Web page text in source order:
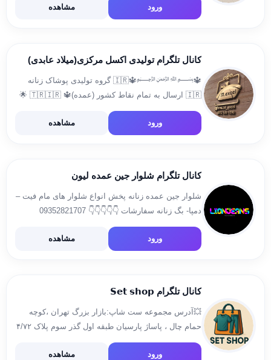
ورود مشاهده
کانال تلگرام تولیدی اکسل مرکزی(میلاد عابدی)
🔱﷽🔱🇮🇷 گروه تولیدی پوشاک زنانه
🇮🇷 ارسال به تمام نقاط کشور (عمده)🔱 ‎🇹🇷🇮🇷 🌟
تهران:خ فلسطین جنوبي چهارراه لبافي نژاد ،پاساژ
کاندید، زیرزمین پلاک ۱ 🌟 0912-439-1090 @miladexcel
ورود مشاهده
کانال تلگرام شلوار جین عمده لیون
شلوار جین عمده زنانه پخش انواع شلوار های مام فیت –
دمپا- بگ زنانه سفارشات 👇👇👇👇👇 09352821707
@Mahmod_ahmadii آدرس : بازار بزرگ تهران – سرای
پارسیان – پلاک ۹۹
ورود مشاهده
کانال تلگرام 𝗦𝗲𝘁 𝘀𝗵𝗼𝗽
💥آدرس مجموعه ست شاپ:بازار بزرگ تهران ،کوچه
حمام چال ، پاساژ پارسیان طبقه اول گذر سوم پلاک ۴/۷۲
ورود مشاهده